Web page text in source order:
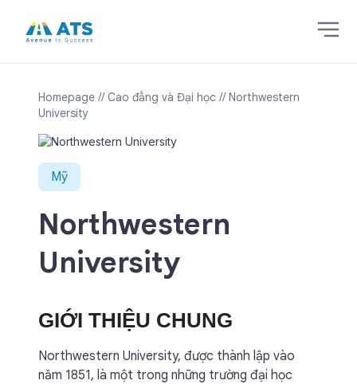
Homepage // Cao đẳng và Đại học // Northwestern
University
Mỹ
Northwestern
University
GIỚI THIỆU CHUNG
Northwestern University, được thành lập vào
năm 1851, là một trong những trường đại học